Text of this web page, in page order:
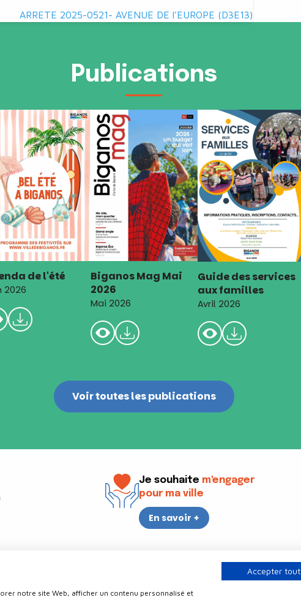
ARRETE 2025-0521- AVENUE DE l’EUROPE (D3E13)
Publications
de l'été
2026
Biganos Mag Mai
2026
Mai 2026
Guide des services
aux familles
Avril 2026
Voir toutes les publications
Je souhaite m'engager
pour ma ville
En savoir +
notre site Web, afficher un contenu personnalisé et
Accepter tout